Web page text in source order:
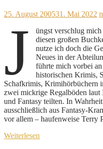
25. August 200531. Mai 2022
J
üngst verschlug
diesen großen
nutze ich doch die
Neues in der
führte mich vorbei
historischen Krimis,
Schafkrimis, Krimihörbüchern
zwei mickrige Regalböden
und Fantasy teilten. In
ausschließlich aus Fantasy-
vor allem – haufenweise Terry
Weiterlesen